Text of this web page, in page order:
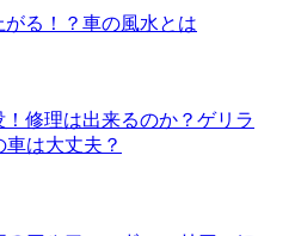
がる！？車の風水とは
！修理は出来るのか？ゲリラ
は大丈夫？